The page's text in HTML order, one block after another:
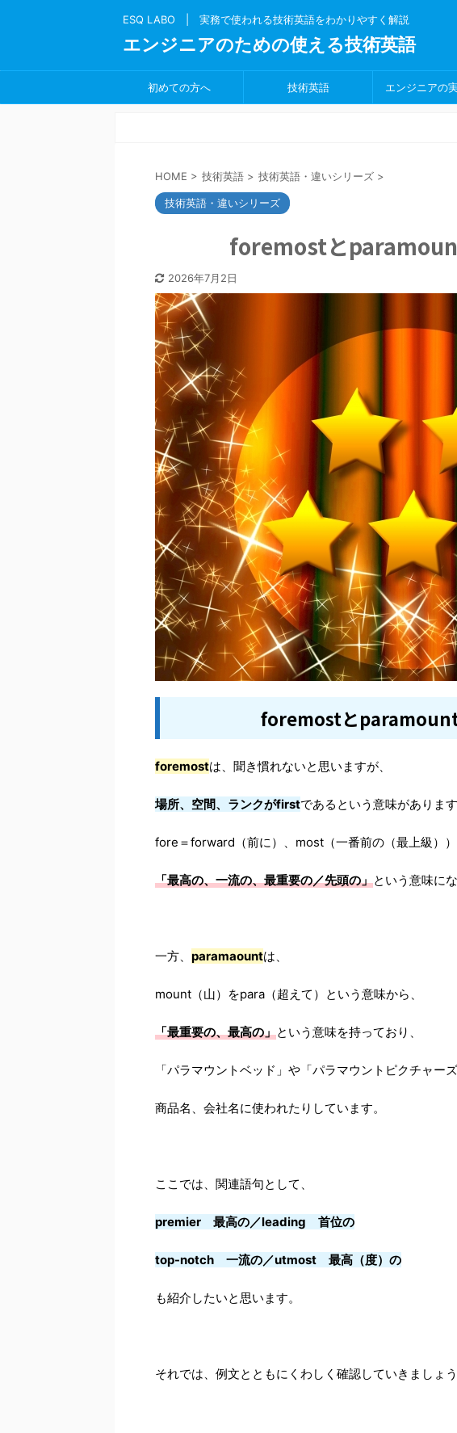
ESQ LABO | 実務で使われる技術英語をわかりやすく解説
エンジニアのための使える技術英語
初めての方へ 技術英語 エンジニアの
HOME > 技術英語 > 技術英語・違いシリーズ >
技術英語・違いシリーズ
foremostと
2026年7月2日
foremostとparamount
foremostは、聞き慣れないと思いますが、
場所、空間、ランクがfirstであるという意味があります
fore＝forward（前に）、most（一番前の（最上級）
「最高の、一流の、最重要の／先頭の」という意味にな
一方、 paramaountは、
mount（山）をpara（超えて）という意味から、
「最重要の、最高の」という意味を持っており、
「パラマウントベッド」や「パラマウントピクチャーズ
商品名、会社名に使われたりしています。
ここでは、関連語句として、
premier 最高の／leading 首位の
top-notch 一流の／utmost 最高（度）の
も紹介したいと思います。
それでは、例文とともにくわしく確認していきましょう